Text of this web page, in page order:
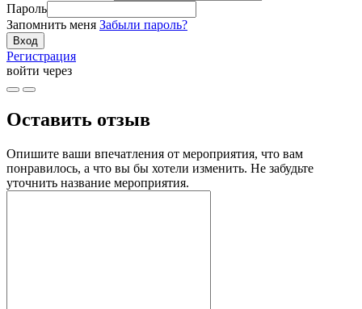
Пароль
Запомнить меня Забыли пароль?
Регистрация
войти через
Оставить отзыв
Опишите ваши впечатления от мероприятия, что вам
понравилось, а что вы бы хотели изменить. Не забудьте
уточнить название мероприятия.